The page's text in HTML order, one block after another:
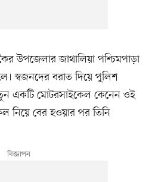
উপজেলার জাথালিয়া পশ্চিমপাড়া
স্বজনদের বরাত দিয়ে পুলিশ
একটি মোটরসাইকেল কেনেন ওই
নিয়ে বের হওয়ার পর তিনি